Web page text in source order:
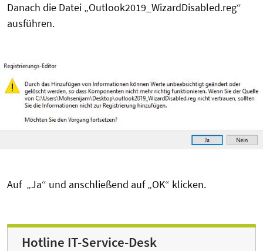
Danach die Datei „Outlook2019_WizardDisabled.reg“
ausführen.
Auf „Ja“ und anschließend auf „OK“ klicken.
Hotline IT-Service-Desk